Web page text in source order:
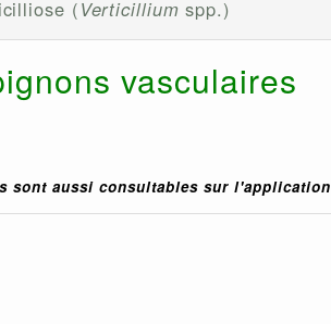
(Verticillium spp.)
vasculaires
sont aussi consultables sur l'application